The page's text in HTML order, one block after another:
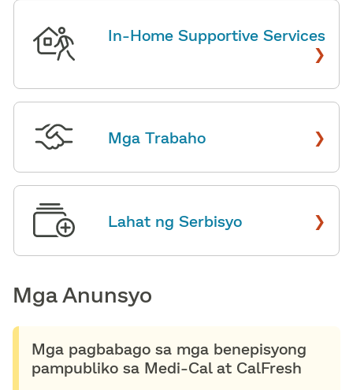
In-Home Supportive Services
›
Mga Trabaho ›
Lahat ng Serbisyo ›
Mga Anunsyo​​
Mga pagbabago sa mga benepisyong
pampubliko sa Medi-Cal at CalFresh​​